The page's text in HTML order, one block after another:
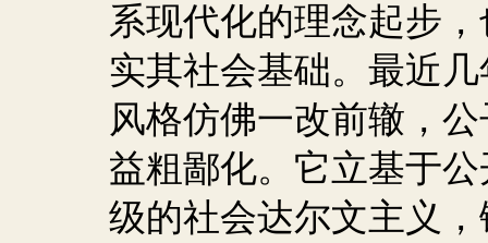
系现代化的理念起步
实其社会基础。最近
风格仿佛一改前辙，
益粗鄙化。它立基于
级的社会达尔文主义